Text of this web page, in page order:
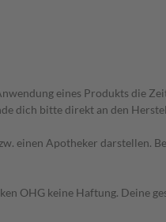
eines Produkts die
dich bitte direkt an den
einen Apotheker darstellen.
OHG keine Haftung. Deine